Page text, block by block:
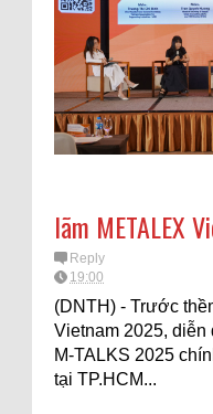
lãm METALEX
Reply
19:00
(DNTH) - Trước
Vietnam 2025,
M-TALKS 2025
tại TP.HCM...